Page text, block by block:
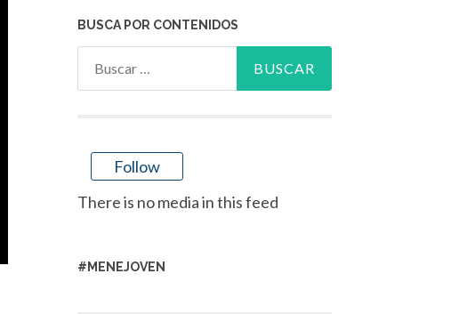
BUSCA POR CONTENIDOS
Follow
There is no media in this feed
#MENEJOVEN